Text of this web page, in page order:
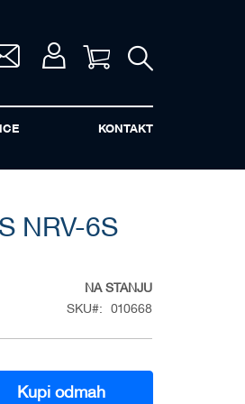
Vaša korpa
KONTAKT
NRV-6S
NA STANJU
SKU
010668
Kupi odmah